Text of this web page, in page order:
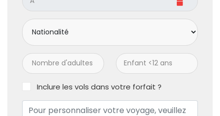
Inclure les vols dans votre forfait ?